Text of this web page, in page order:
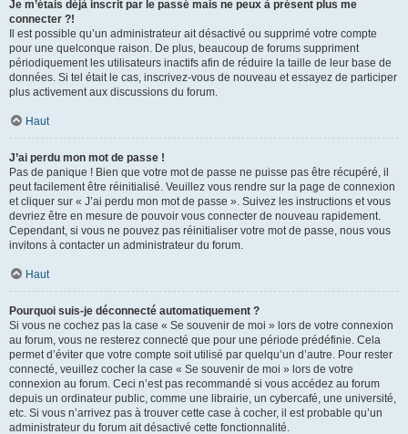
Je m’étais déjà inscrit par le passé mais ne peux à présent plus me
connecter ?!
Il est possible qu’un administrateur ait désactivé ou supprimé votre compte
pour une quelconque raison. De plus, beaucoup de forums suppriment
périodiquement les utilisateurs inactifs afin de réduire la taille de leur base de
données. Si tel était le cas, inscrivez-vous de nouveau et essayez de participer
plus activement aux discussions du forum.
Haut
J’ai perdu mon mot de passe !
Pas de panique ! Bien que votre mot de passe ne puisse pas être récupéré, il
peut facilement être réinitialisé. Veuillez vous rendre sur la page de connexion
et cliquer sur « J’ai perdu mon mot de passe ». Suivez les instructions et vous
devriez être en mesure de pouvoir vous connecter de nouveau rapidement.
Cependant, si vous ne pouvez pas réinitialiser votre mot de passe, nous vous
invitons à contacter un administrateur du forum.
Haut
Pourquoi suis-je déconnecté automatiquement ?
Si vous ne cochez pas la case « Se souvenir de moi » lors de votre connexion
au forum, vous ne resterez connecté que pour une période prédéfinie. Cela
permet d’éviter que votre compte soit utilisé par quelqu’un d’autre. Pour rester
connecté, veuillez cocher la case « Se souvenir de moi » lors de votre
connexion au forum. Ceci n’est pas recommandé si vous accédez au forum
depuis un ordinateur public, comme une librairie, un cybercafé, une université,
etc. Si vous n’arrivez pas à trouver cette case à cocher, il est probable qu’un
administrateur du forum ait désactivé cette fonctionnalité.